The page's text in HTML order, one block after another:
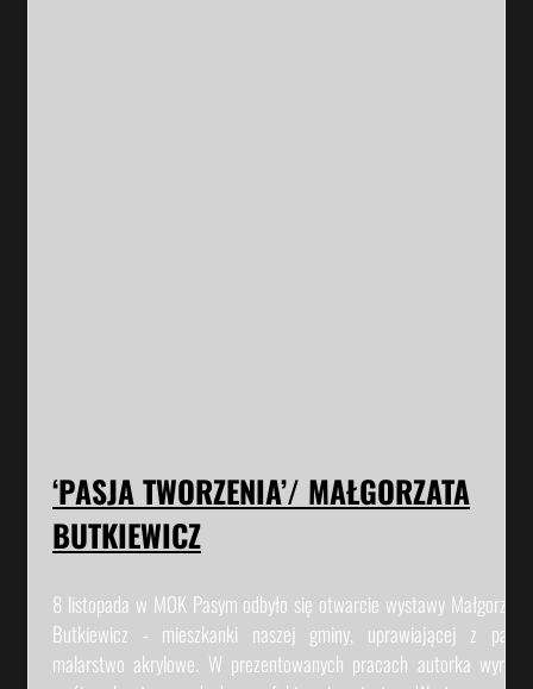
‘PASJA TWORZENIA’/ MAŁGORZATA
BUTKIEWICZ
8 listopada w MOK Pasym odbyło się otwarcie wystawy Małgorzaty
Butkiewicz - mieszkanki naszej gminy, uprawiającej z pasją
malarstwo akrylowe. W prezentowanych pracach autorka wyraża